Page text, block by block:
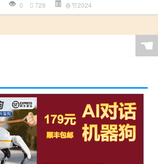
0 729 春节2024
☚